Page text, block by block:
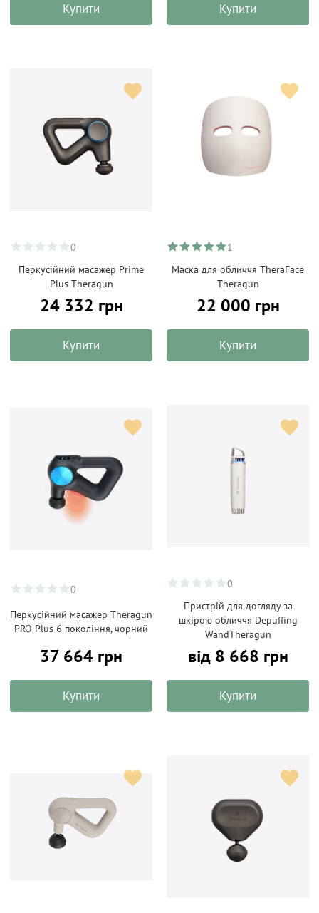
Купити Купити
0
Перкусійний масажер Prime
Plus Theragun
24 332 грн
Купити
1
Маска для обличчя TheraFace
Theragun
22 000 грн
Купити
0
Перкусійний масажер Theragun
PRO Plus 6 покоління, чорний
37 664 грн
Купити
0
Пристрій для догляду за
шкірою обличчя Depuffing
WandTheragun
від 8 668 грн
Купити